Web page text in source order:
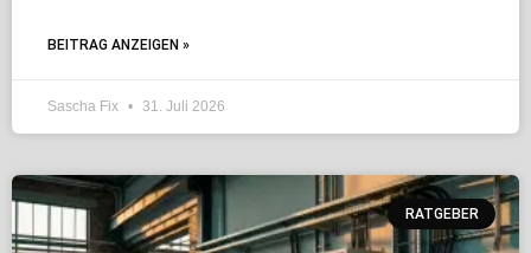
BEITRAG ANZEIGEN »
Sascha Fix 31. Juli 2026
RATGEBER